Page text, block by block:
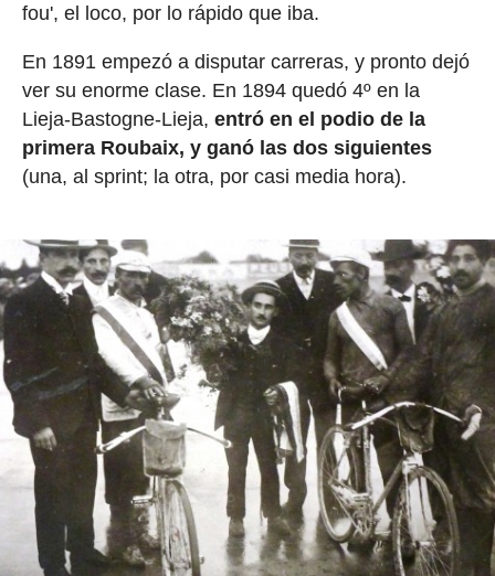
fou', el loco, por lo rápido que iba.
En 1891 empezó a disputar carreras, y pronto dejó
ver su enorme clase. En 1894 quedó 4º en la
Lieja-Bastogne-Lieja, entró en el podio de la
primera Roubaix, y ganó las dos siguientes
(una, al sprint; la otra, por casi media hora).